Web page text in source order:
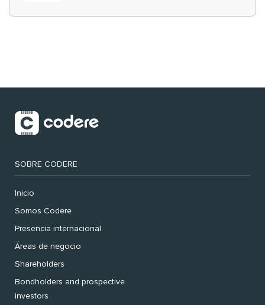
SOBRE CODERE
Inicio
Somos Codere
Presencia internacional
Áreas de negocio
Shareholders
Bondholders and prospective
investors